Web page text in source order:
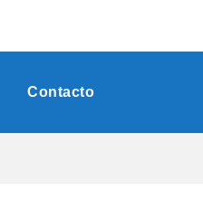
Contacto